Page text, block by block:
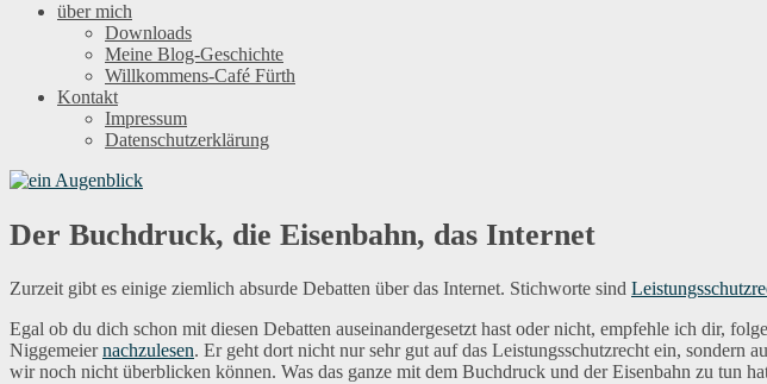
über mich
Downloads
Meine Blog-Geschichte
Willkommens-Café Fürth
Kontakt
Impressum
Datenschutzerklärung
Der Buchdruck, die Eisenbahn, das Internet
Zurzeit gibt es einige ziemlich absurde Debatten über das Internet. Stichworte sind
Egal ob du dich schon mit diesen Debatten auseinandergesetzt hast oder nicht, empfehle ich dir,
Niggemeiernachzulesen. Er geht dort nicht nur sehr gut auf das Leistungsschutzrecht ein, sondern
wir noch nicht überblicken können. Was das ganze mit dem Buchdruck und der Eisenbahn zu tun